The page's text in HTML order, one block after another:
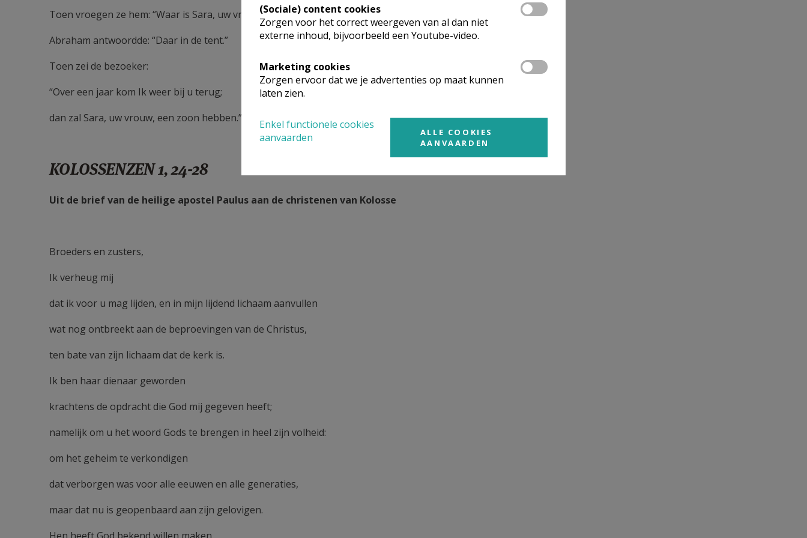
Toen vroegen ze hem: “Waar is Sara, uw vrouw?”
Abraham antwoordde: “Daar in de tent.”
Toen zei de bezoeker:
“Over een jaar kom Ik weer bij u terug;
dan zal Sara, uw vrouw, een zoon hebben.”
KOLOSSENZEN 1, 24-28
Uit de brief van de heilige apostel Paulus aan de christenen van Kolosse
Broeders en zusters,
Ik verheug mij
dat ik voor u mag lijden, en in mijn lijdend lichaam aanvullen
wat nog ontbreekt aan de beproevingen van de Christus,
ten bate van zijn lichaam dat de kerk is.
Ik ben haar dienaar geworden
krachtens de opdracht die God mij gegeven heeft;
namelijk om u het woord Gods te brengen in heel zijn volheid:
om het geheim te verkondigen
dat verborgen was voor alle eeuwen en alle generaties,
maar dat nu is geopenbaard aan zijn gelovigen.
(Sociale) content cookies
Zorgen voor het correct weergeven van al dan niet
externe inhoud, bijvoorbeeld een Youtube-video.
Marketing cookies
Zorgen ervoor dat we je advertenties op maat kunnen
laten zien.
Enkel functionele cookies
aanvaarden
ALLE COOKIES
AANVAARDEN